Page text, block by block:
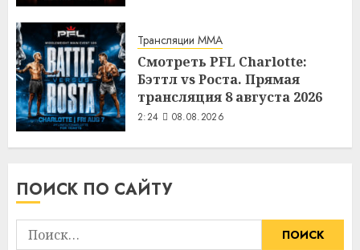
Трансляции MMA
Смотреть PFL Charlotte:
Бэттл vs Роста. Прямая
трансляция 8 августа 2026
2:24 08.08.2026
ПОИСК ПО САЙТУ
Найти: